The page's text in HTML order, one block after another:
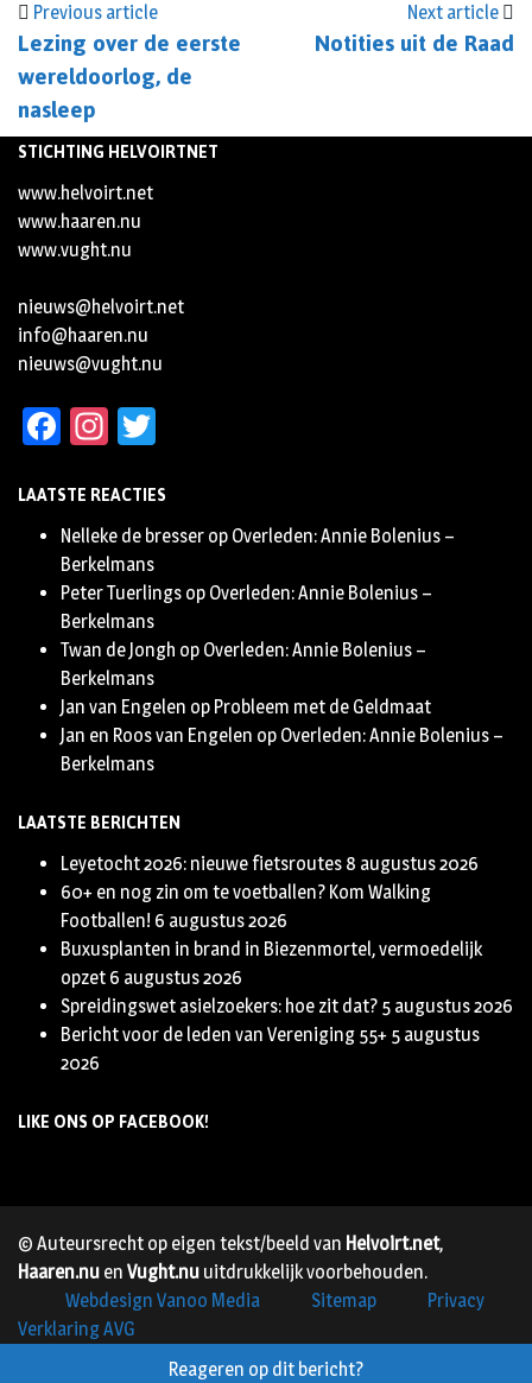
Previous article
Lezing over de eerste
wereldoorlog, de
nasleep
Next article
Notities uit de Raad
STICHTING HELVOIRTNET
www.helvoirt.net
www.haaren.nu
www.vught.nu
nieuws@helvoirt.net
info@haaren.nu
nieuws@vught.nu
Facebook
Instagram
LAATSTE REACTIES
Nelleke de bresser op Overleden: Annie Bolenius –
Berkelmans
Peter Tuerlings op Overleden: Annie Bolenius –
Berkelmans
Twan de Jongh op Overleden: Annie Bolenius –
Berkelmans
Jan van Engelen op Probleem met de Geldmaat
Jan en Roos van Engelen op Overleden: Annie Bolenius –
Berkelmans
LAATSTE BERICHTEN
Leyetocht 2026: nieuwe fietsroutes 8 augustus 2026
60+ en nog zin om te voetballen? Kom Walking
Footballen! 6 augustus 2026
Buxusplanten in brand in Biezenmortel, vermoedelijk
opzet 6 augustus 2026
Spreidingswet asielzoekers: hoe zit dat? 5 augustus 2026
Bericht voor de leden van Vereniging 55+ 5 augustus
2026
LIKE ONS OP FACEBOOK!
Reageren op dit bericht?
© Auteursrecht op eigen tekst/beeld van Helvoirt.net,
Haaren.nu en Vught.nu uitdrukkelijk voorbehouden.
Webdesign Vanoo Media
Sitemap
Privacy
Verklaring AVG